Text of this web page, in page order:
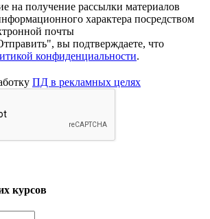
на получение рассылки материалов
характера посредством
почты
вы подтверждаете, что
конфиденциальности.
ПД в рекламных целях
курсов